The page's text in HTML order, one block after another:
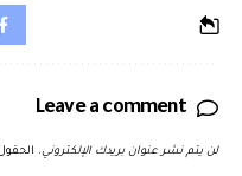
Leave a comment
لن يتم نشر عنوان بريدك الإلكتروني.